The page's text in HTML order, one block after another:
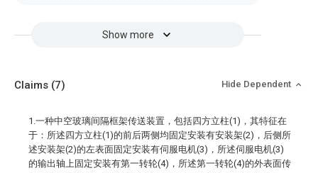
Show more
Claims (7) Hide Dependent
1.一种中空玻璃间隔框架传送装置，包括四方立柱(1)，其特征在
于：所述四方立柱(1)的前后两侧均固定安装有安装架(2)，后侧所
述安装架(2)的左表面固定安装有伺服电机(3)，所述伺服电机(3)
的输出轴上固定安装有第一转轮(4)，所述第一转轮(4)的外表面传